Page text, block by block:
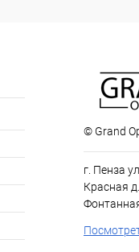
© Grand
г. Пенза
Красная